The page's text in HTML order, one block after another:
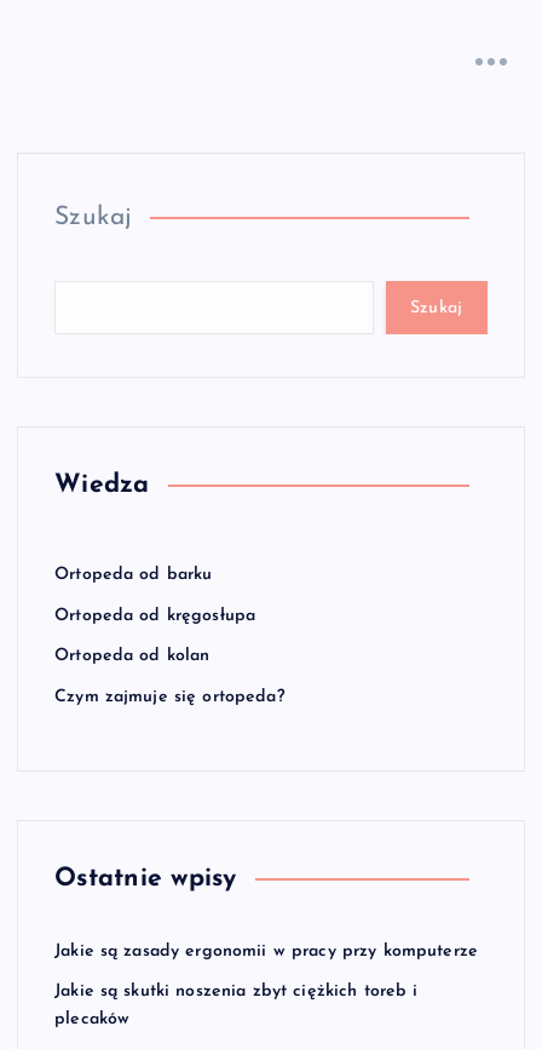
Szukaj
Szukaj
Wiedza
Ortopeda od barku
Ortopeda od kręgosłupa
Ortopeda od kolan
Czym zajmuje się ortopeda?
Ostatnie wpisy
Jakie są zasady ergonomii w pracy przy komputerze
Jakie są skutki noszenia zbyt ciężkich toreb i
plecaków